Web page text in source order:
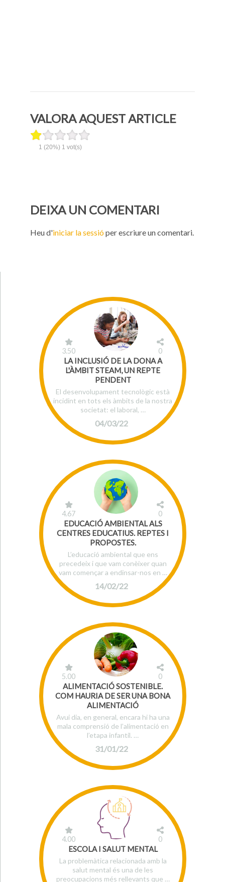
VALORA AQUEST ARTICLE
1 (20%) 1 vot(s)
DEIXA UN COMENTARI
Heu d'iniciar la sessióper escriure un comentari.
04/03/22
3.50 0
LA INCLUSIÓ DE LA DONA A
L'ÀMBIT STEAM, UN REPTE
PENDENT
El desenvolupament tecnològic està
incidint en tots els àmbits de la nostra
societat: el laboral, …
14/02/22
4.67 0
EDUCACIÓ AMBIENTAL ALS
CENTRES EDUCATIUS. REPTES I
PROPOSTES.
L’educació ambiental que ens
precedeix i que vam conèixer quan
vam començar a endinsar-nos en …
31/01/22
5.00 0
ALIMENTACIÓ SOSTENIBLE.
COM HAURIA DE SER UNA BONA
ALIMENTACIÓ
Avui dia, en general, encara hi ha una
mala comprensió de l’alimentació en
l’etapa infantil. …
4.00 0
ESCOLA I SALUT MENTAL
La problemàtica relacionada amb la
salut mental és una de les
preocupacions més rellevants que …